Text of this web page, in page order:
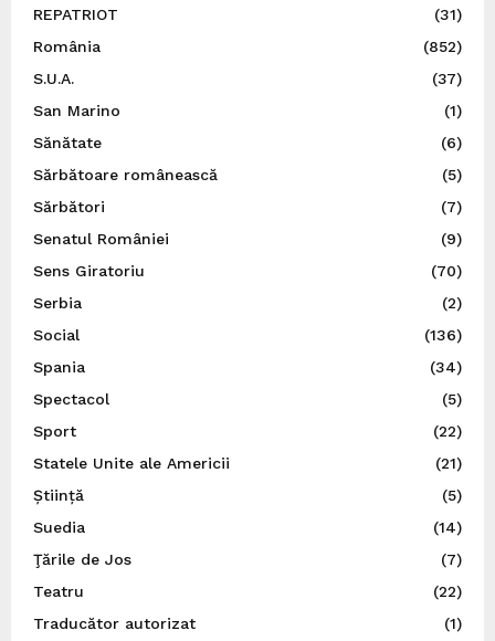
REPATRIOT
(31)
România
(852)
S.U.A.
(37)
San Marino
(1)
Sănătate
(6)
Sărbătoare românească
(5)
Sărbători
(7)
Senatul României
(9)
Sens Giratoriu
(70)
Serbia
(2)
Social
(136)
Spania
(34)
Spectacol
(5)
Sport
(22)
Statele Unite ale Americii
(21)
Știință
(5)
Suedia
(14)
Ţările de Jos
(7)
Teatru
(22)
Traducător autorizat
(1)